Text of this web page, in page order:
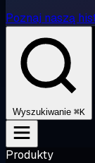
Poznaj naszą
Wyszukiwanie ⌘K
Produkty